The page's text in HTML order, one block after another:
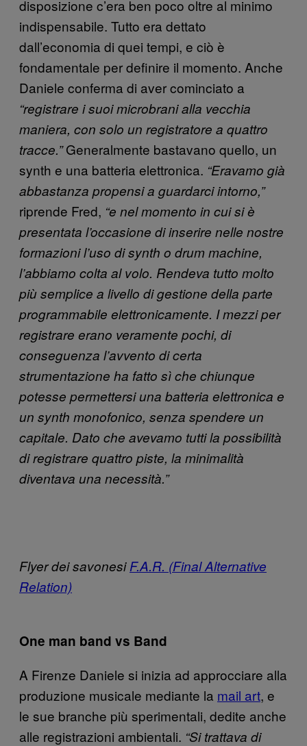
disposizione c’era ben poco oltre al minimo
indispensabile. Tutto era dettato
dall’economia di quei tempi, e ciò è
fondamentale per definire il momento. Anche
Daniele conferma di aver cominciato a
“registrare i suoi microbrani alla vecchia
maniera, con solo un registratore a quattro
tracce.”Generalmente bastavano quello, un
synth e una batteria elettronica. “Eravamo già
abbastanza propensi a guardarci intorno,”
riprende Fred, “e nel momento in cui si è
presentata l’occasione di inserire nelle nostre
formazioni l’uso di synth o drum machine,
l’abbiamo colta al volo. Rendeva tutto molto
più semplice a livello di gestione della parte
programmabile elettronicamente. I mezzi per
registrare erano veramente pochi, di
conseguenza l’avvento di certa
strumentazione ha fatto sì che chiunque
potesse permettersi una batteria elettronica e
un synth monofonico, senza spendere un
capitale. Dato che avevamo tutti la possibilità
di registrare quattro piste, la minimalità
diventava una necessità.”
Flyer dei savonesiF.A.R. (Final Alternative
Relation)
One man band vs Band
A Firenze Daniele si inizia ad approcciare alla
produzione musicale mediante la mail art, e
le sue branche più sperimentali, dedite anche
alle registrazioni ambientali. “Si trattava di